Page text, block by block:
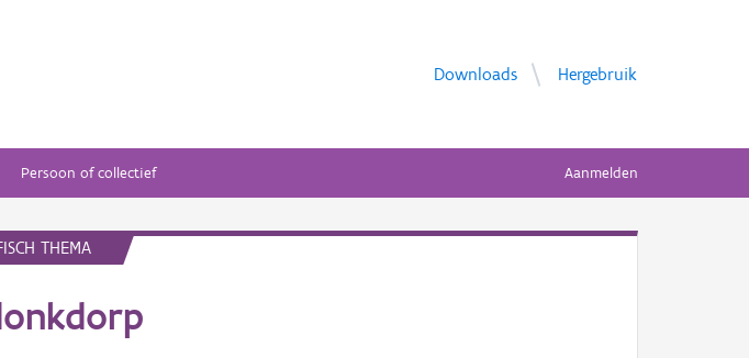
Downloads Hergebruik
Persoon of collectief Aanmelden
THEMA